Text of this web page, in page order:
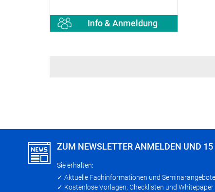
Info & Anmeldung
ZUM NEWSLETTER ANMELDEN UND
Sie erhalten:
✓ Aktuelle Fachinformationen und Seminarangebote
✓ Kostenlose Vorlagen, Checklisten und Whitepaper